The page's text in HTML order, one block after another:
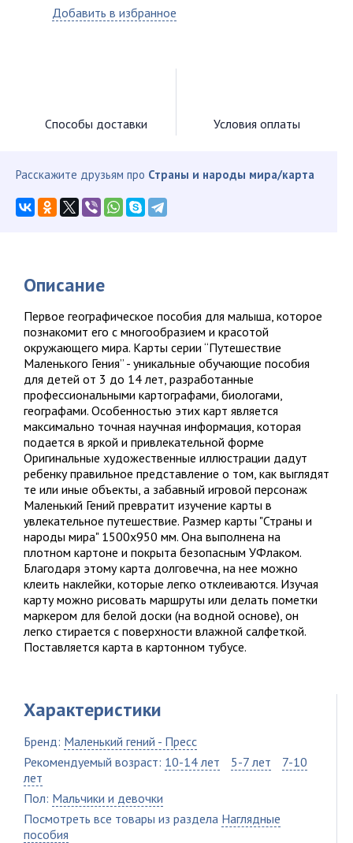
Добавить в избранное
Способы доставки Условия оплаты
Расскажите друзьям про Страны и народы мира/карта
Описание
Первое географическое пособия для малыша, которое
познакомит его с многообразием и красотой
окружающего мира. Карты серии “Путешествие
Маленького Гения” - уникальные обучающие пособия
для детей от 3 до 14 лет, разработанные
профессиональными картографами, биологами,
географами. Особенностью этих карт является
максимально точная научная информация, которая
подается в яркой и привлекательной форме
Оригинальные художественные иллюстрации дадут
ребенку правильное представление о том, как выглядят
те или иные объекты, а забавный игровой персонаж
Маленький Гений превратит изучение карты в
увлекательное путешествие. Размер карты "Страны и
народы мира" 1500х950 мм. Она выполнена на
плотном картоне и покрыта безопасным УФлаком.
Благодаря этому карта долговечна, на нее можно
клеить наклейки, которые легко отклеиваются. Изучая
карту можно рисовать маршруты или делать пометки
маркером для белой доски (на водной основе), он
легко стирается с поверхности влажной салфеткой.
Поставляется карта в картонном тубусе.
Характеристики
Бренд: Маленький гений - Пресс
Рекомендуемый возраст: 10-14 лет 5-7 лет
7-10
лет
Пол: Мальчики и девочки
Посмотреть все товары из раздела Наглядные
пособия